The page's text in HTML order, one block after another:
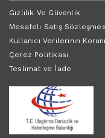
Gizlilik Ve Güvenlik
Mesafeli Satış
Kullanıcı Verilerinin
Çerez Politikası
Teslimat ve İade